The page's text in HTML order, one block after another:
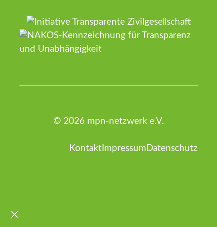
© 2026 mpn-netzwerk e.V.
Kontakt Impressum Datenschutz